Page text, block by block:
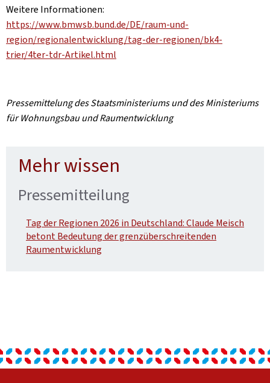
Weitere Informationen:
https://www.bmwsb.bund.de/DE/raum-und-
region/regionalentwicklung/tag-der-regionen/bk4-
trier/4ter-tdr-Artikel.html
Pressemittelung des Staatsministeriums und des Ministeriums
für Wohnungsbau und Raumentwicklung
Mehr wissen
Pressemitteilung
Tag der Regionen 2026 in Deutschland: Claude Meisch
betont Bedeutung der grenzüberschreitenden
Raumentwicklung